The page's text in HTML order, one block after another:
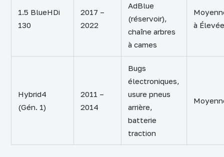
1.5 BlueHDi
130
2017 –
2022
AdBlue
(réservoir),
chaîne arbres
à cames
à Élevée
Hybrid4
(Gén. 1)
2011 –
2014
Bugs
électroniques,
usure pneus
arrière,
batterie
traction